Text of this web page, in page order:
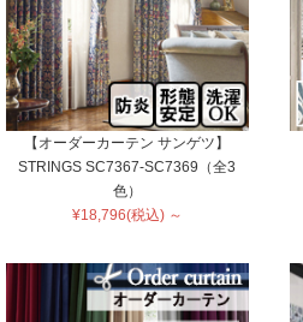
【オーダーカーテン サンゲツ】
STRINGS SC7367-SC7369（全3
色）
¥18,796(税込) ～